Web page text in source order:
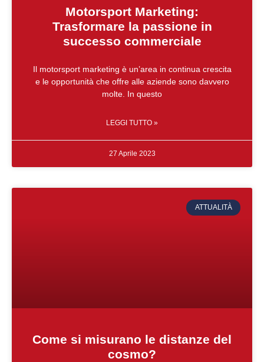
Motorsport Marketing:
Trasformare la passione in
successo commerciale
Il motorsport marketing è un’area in continua crescita
e le opportunità che offre alle aziende sono davvero
molte. In questo
LEGGI TUTTO »
27 Aprile 2023
ATTUALITÀ
Come si misurano le distanze del
cosmo?